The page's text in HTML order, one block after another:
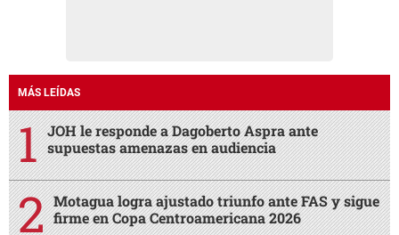
MÁS LEÍDAS
JOH le responde a Dagoberto Aspra ante
supuestas amenazas en audiencia
Motagua logra ajustado triunfo ante FAS y sigue
firme en Copa Centroamericana 2026